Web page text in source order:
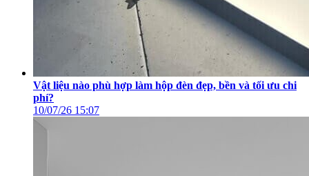
Vật liệu nào phù hợp làm hộp đèn đẹp, bền và tối ưu chi
phí?
10/07/26 15:07